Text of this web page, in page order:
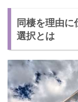
同棲を理由に
選択とは